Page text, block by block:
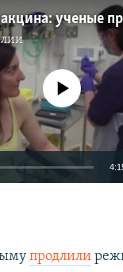
source currently
продлили